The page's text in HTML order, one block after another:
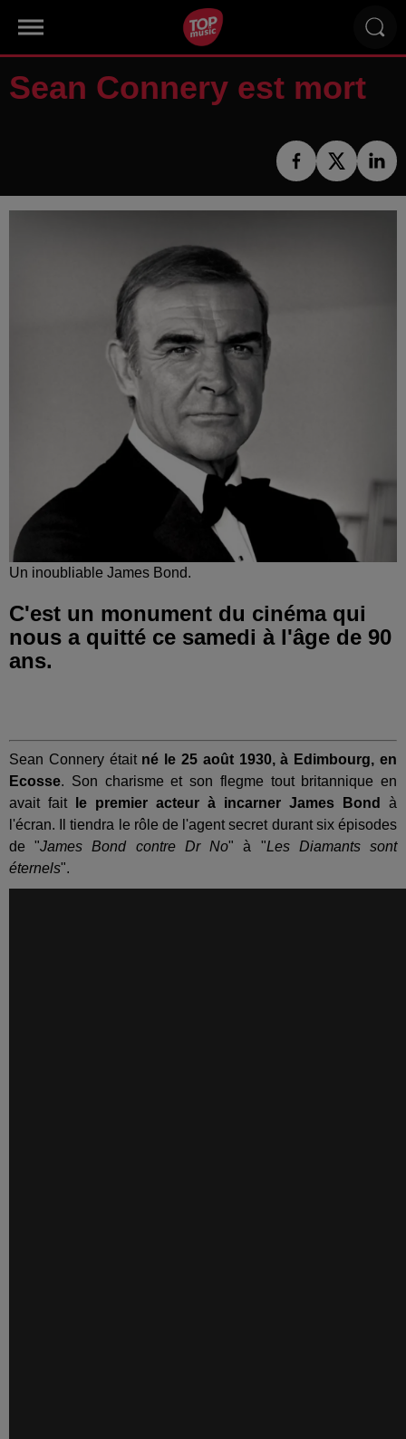
Sean Connery est mort
Un inoubliable James Bond.
C'est un monument du cinéma qui
nous a quitté ce samedi à l'âge de 90
ans.
Sean Connery était né le 25 août 1930, à Edimbourg, en
Ecosse. Son charisme et son flegme tout britannique en
avait fait
le premier acteur à incarner James Bond
à
l'écran. Il tiendra le rôle de l'agent secret durant six épisodes
de "James Bond contre Dr No" à "Les Diamants sont
éternels".